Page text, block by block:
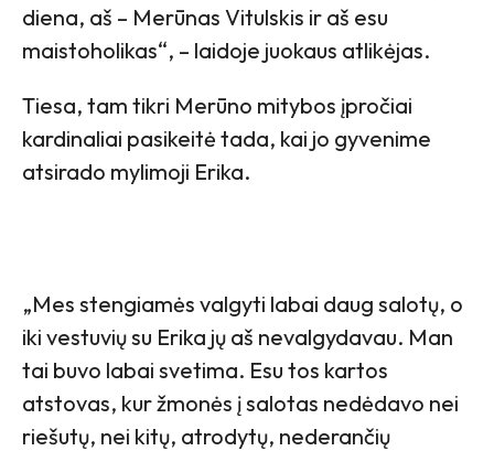
diena, aš – Merūnas Vitulskis ir aš esu
maistoholikas“, – laidoje juokaus atlikėjas.
Tiesa, tam tikri Merūno mitybos įpročiai
kardinaliai pasikeitė tada, kai jo gyvenime
atsirado mylimoji Erika.
„Mes stengiamės valgyti labai daug salotų, o
iki vestuvių su Erika jų aš nevalgydavau. Man
tai buvo labai svetima. Esu tos kartos
atstovas, kur žmonės į salotas nedėdavo nei
riešutų, nei kitų, atrodytų, nederančių